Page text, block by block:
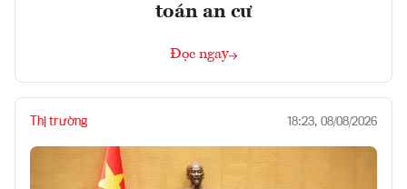
toán an cư
Đọc ngay
Thị trường 18:23, 08/08/2026